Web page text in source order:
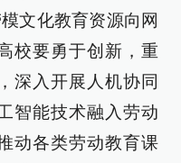
文化教育资源向网
校要勇于创新，重
深入开展人机协同
智能技术融入劳动
动各类劳动教育课